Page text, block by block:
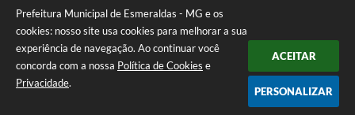
Prefeitura Municipal de Esmeraldas - MG e os
cookies: nosso site usa cookies para melhorar a sua
experiência de navegação. Ao continuar você
concorda com a nossa Política de Cookies e
Privacidade.
ACEITAR
PERSONALIZAR